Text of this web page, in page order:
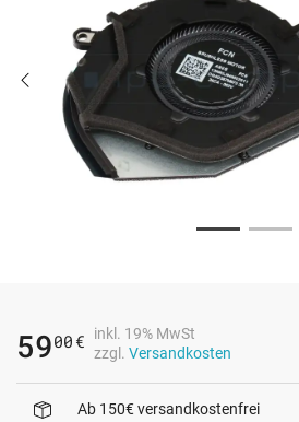
5900 €
inkl. 19% MwSt
zzgl. Versandkosten
Ab 150€ versandkostenfrei